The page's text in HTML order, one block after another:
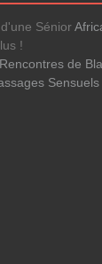
Sénior
!
de